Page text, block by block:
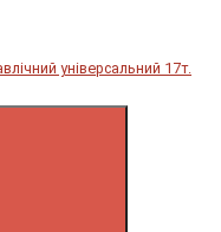
універсальний 17т.